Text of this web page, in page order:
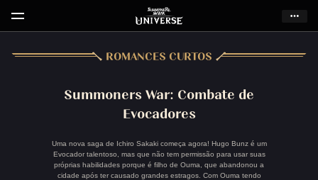
ROMANCES CURTOS
Summoners War: Combate de
Evocadores
Uma nova saga de Ichiro Sakaki começa agora! Hugo Bunz é um
Evocador talentoso, mas que não tem permissão para usar suas
próprias habilidades porque é filho de Ouma, que abandonou a
cidade após ter causado grandes estragos. Com Ouma tendo
Coming Soon